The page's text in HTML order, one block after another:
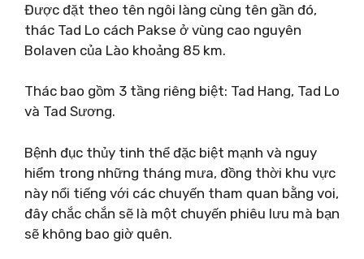
Được đặt theo tên ngôi làng cùng tên gần đó,
thác Tad Lo cách Pakse ở vùng cao nguyên
Bolaven của Lào khoảng 85 km.
Thác bao gồm 3 tầng riêng biệt: Tad Hang, Tad Lo
và Tad Sương.
Bệnh đục thủy tinh thể đặc biệt mạnh và nguy
hiểm trong những tháng mưa, đồng thời khu vực
này nổi tiếng với các chuyến tham quan bằng voi,
đây chắc chắn sẽ là một chuyến phiêu lưu mà bạn
sẽ không bao giờ quên.